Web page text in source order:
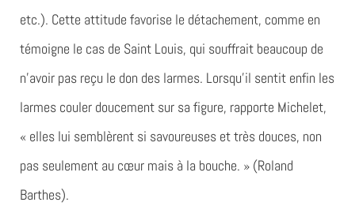
etc.). Cette attitude favorise le détachement, comme en
témoigne le cas de Saint Louis, qui souffrait beaucoup de
n’avoir pas reçu le don des larmes. Lorsqu’il sentit enfin les
larmes couler doucement sur sa figure, rapporte Michelet,
« elles lui semblèrent si savoureuses et très douces, non
pas seulement au cœur mais à la bouche. » (Roland
Barthes).